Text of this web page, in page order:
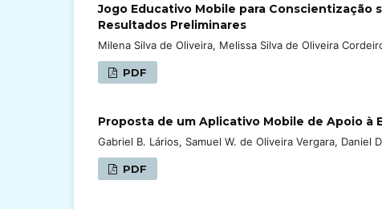
Jogo Educativo Mobile para Conscientização
Resultados Preliminares
Milena Silva de Oliveira, Melissa Silva de Oliveira
PDF
Proposta de um Aplicativo Mobile de Apoio à
Gabriel B. Lários, Samuel W. de Oliveira Vergara, Daniel
PDF